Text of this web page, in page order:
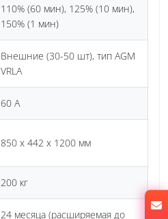
110% (60 мин), 125% (10 мин),
150% (1 мин)
Внешние (30-50 шт), тип AGM
VRLA
60 А
850 х 442 х 1200 мм
200 кг
24 месяца (расширяемая до